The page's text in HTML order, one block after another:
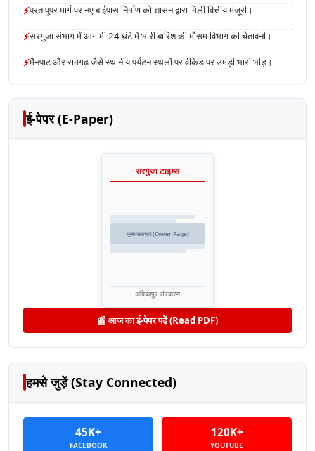
⚡प्रतापुपर मार्ग पर नए बाईपास निर्माण को शासन द्वारा मिली वित्तीय मंजूरी।
⚡सरगुजा संभाग में आगामी 24 घंटे में भारी बारिश की मौसम विभाग की चेतावनी।
⚡मैनपाट और रामगढ़ जैसे स्थानीय पर्यटन स्थलों पर वीकेंड पर उमड़ी भारी भीड़।
ई-पेपर (E-Paper)
सरगुजा टाइम्स
मुख्य समाचार (Cover Page)
अंबिकापुर संस्करण
📰 आज का ई-पेपर पढ़ें (Read PDF)
हमसे जुड़ें (Stay Connected)
45K+
FACEBOOK
120K+
YOUTUBE